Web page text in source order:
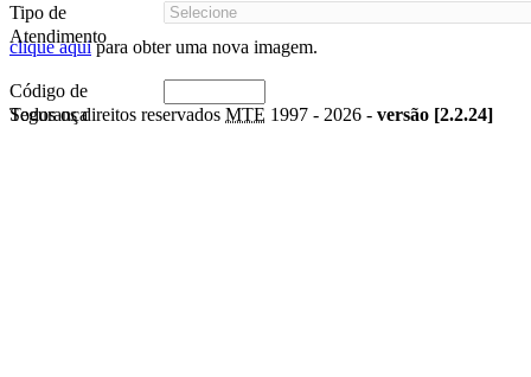
Tipo de
Atendimento
clique aquipara obter uma nova imagem.
Código de
Segurança
Todos os direitos reservados MTE 1997 - 2026 - versão [2.2.24]